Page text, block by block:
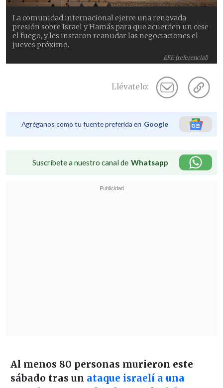
EFE (referencial)
La comunidad internacional ejerce una renovada
presión sobre Israel y Hamás para que acuerden un cese
el fuego, y les instaron reanudar las negociaciones el
jueves próximo.
Llévatelo:
Agréganos como tu fuente preferida en Google
Suscríbete a nuestro canal de Whatsapp
Al menos 80 personas murieron este
sábado tras un ataque israelí a una